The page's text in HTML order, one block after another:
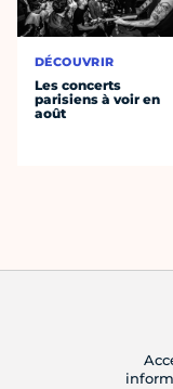
DÉCOUVRIR
Les concerts
parisiens à voir en
août